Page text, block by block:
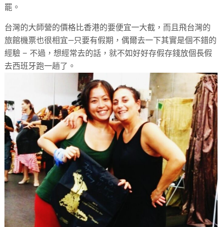
罷。
台灣的大師營的價格比香港的要便宜一大截，而且飛台灣的
旅館機票也很相宜—只要有假期，偶爾去一下其實是個不錯的
經驗 – 不過，想經常去的話，就不如好好存假存錢放個長假
去西班牙跑一趟了。